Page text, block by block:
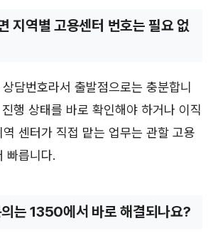
지역별 고용센터 번호는 필요 없
담번호라서 출발점으로는 충분합니
행 상태를 바로 확인해야 하거나 이직
센터가 직접 맡는 업무는 관할 고용
빠릅니다.
는 1350에서 바로 해결되나요?